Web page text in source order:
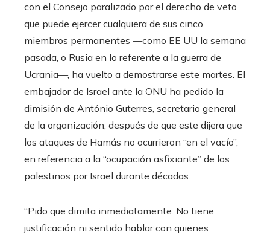
con el Consejo paralizado por el derecho de veto
que puede ejercer cualquiera de sus cinco
miembros permanentes —como EE UU la semana
pasada, o Rusia en lo referente a la guerra de
Ucrania—, ha vuelto a demostrarse este martes. El
embajador de Israel ante la ONU ha pedido la
dimisión de António Guterres, secretario general
de la organización, después de que este dijera que
los ataques de Hamás no ocurrieron “en el vacío”,
en referencia a la “ocupación asfixiante” de los
palestinos por Israel durante décadas.
“Pido que dimita inmediatamente. No tiene
justificación ni sentido hablar con quienes